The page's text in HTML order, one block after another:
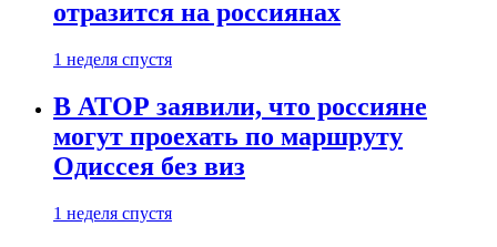
отразится на россиянах
1 неделя спустя
В АТОР заявили, что россияне
могут проехать по маршруту
Одиссея без виз
1 неделя спустя